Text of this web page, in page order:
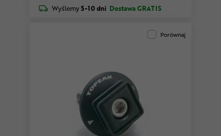
Wyślemy5-10 dni Dostawa GRATIS
Porównaj